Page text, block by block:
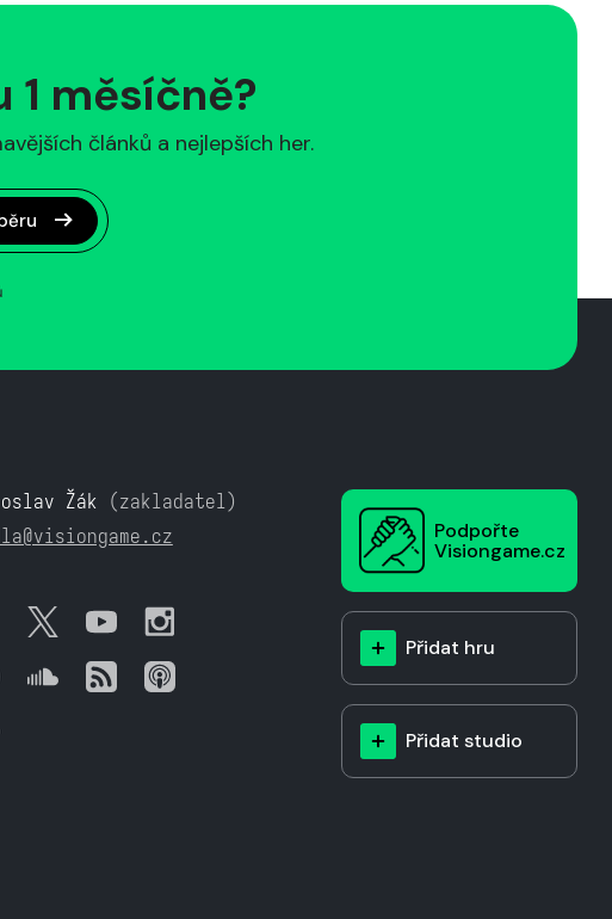
měsíčně?
článků a nejlepších her.
Žák (zakladatel)
Podpořte
Visiongame.cz
Přidat hru
Přidat studio